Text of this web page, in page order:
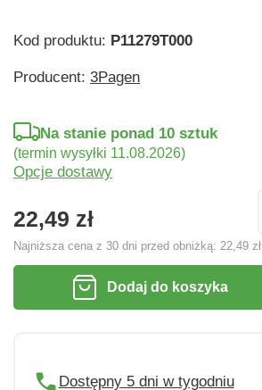
Kod produktu: P11279T000
Producent: 3Pagen
22,49 zł
Najniższa cena z 30 dni przed obniżką: 22,49 zł
Na stanie ponad 10 sztuk
(termin wysyłki 11.08.2026)
Opcje dostawy
Dodaj do koszyka
Dostępny 5 dni w tygodniu